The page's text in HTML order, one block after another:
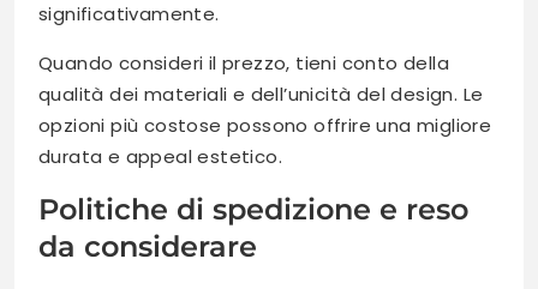
significativamente.
Quando consideri il prezzo, tieni conto della
qualità dei materiali e dell’unicità del design. Le
opzioni più costose possono offrire una migliore
durata e appeal estetico.
Politiche di spedizione e reso
da considerare